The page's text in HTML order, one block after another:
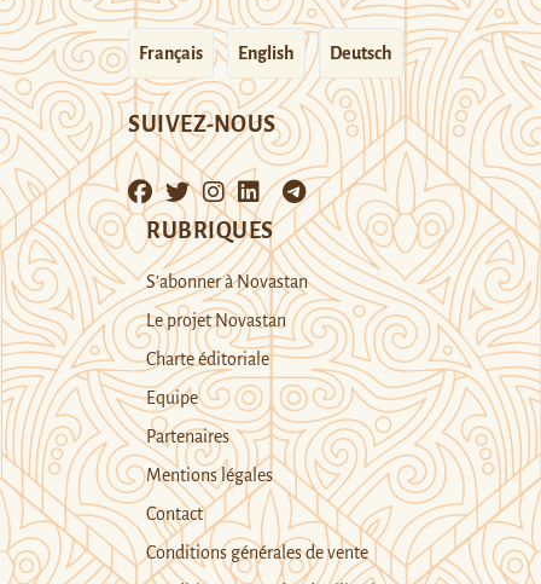
Français English Deutsch
SUIVEZ-NOUS
RUBRIQUES
S’abonner à Novastan
Le projet Novastan
Charte éditoriale
Equipe
Partenaires
Mentions légales
Contact
Conditions générales de vente